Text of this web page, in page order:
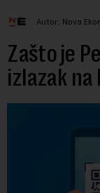
Autor: Nova
Zašto je
izlazak